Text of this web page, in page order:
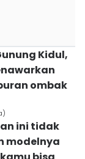
Kidul,
ombak
ini tidak
modelnya